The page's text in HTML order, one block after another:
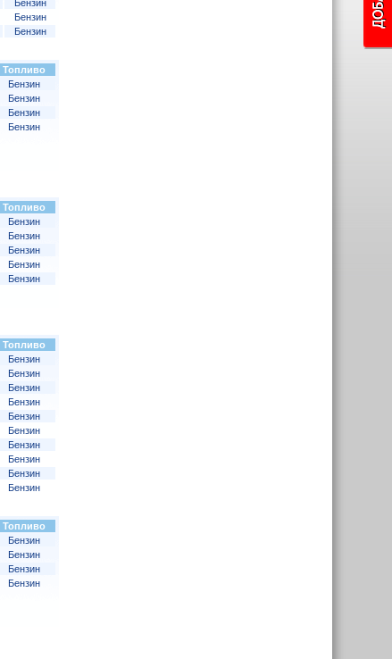
Бензин
Бензин
Бензин
Топливо
Бензин
Бензин
Бензин
Бензин
Топливо
Бензин
Бензин
Бензин
Бензин
Бензин
Топливо
Бензин
Бензин
Бензин
Бензин
Бензин
Бензин
Бензин
Бензин
Бензин
Бензин
Топливо
Бензин
Бензин
Бензин
Бензин